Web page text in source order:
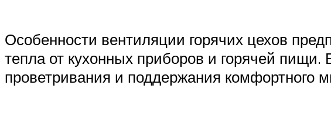
Особенности вентиляции горячих цехов
тепла от кухонных приборов и горячей
проветривания и поддержания комфортного